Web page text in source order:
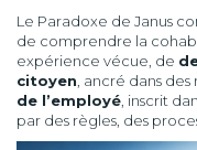
Le Paradoxe de Janus
de comprendre la
expérience vécue, de
citoyen , ancré dans
de l’employé , inscrit
par des règles, des